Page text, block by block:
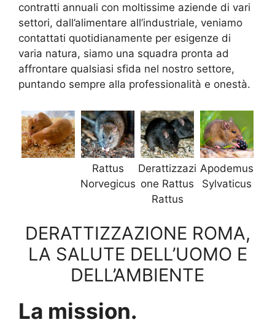
contratti annuali con moltissime aziende di vari
settori, dall’alimentare all’industriale, veniamo
contattati quotidianamente per esigenze di
varia natura, siamo una squadra pronta ad
affrontare qualsiasi sfida nel nostro settore,
puntando sempre alla professionalità e onestà.
Rattus
Norvegicus
Derattizzazi
one Rattus
Rattus
Apodemus
Sylvaticus
DERATTIZZAZIONE ROMA,
LA SALUTE DELL’UOMO E
DELL’AMBIENTE
La mission.